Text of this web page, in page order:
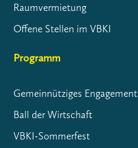
Raumvermietung
Offene Stellen im VBKI
Programm
Gemeinnütziges Engagement
Ball der Wirtschaft
VBKI-Sommerfest